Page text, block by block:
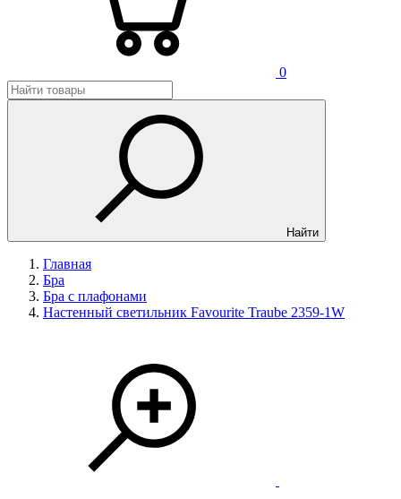
0
Найти
Главная
Бра
Бра с плафонами
Настенный светильник Favourite Traube 2359-1W